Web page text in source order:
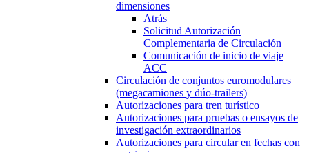
dimensiones
Atrás
Solicitud Autorización
Complementaria de Circulación
Comunicación de inicio de viaje
ACC
Circulación de conjuntos euromodulares
(megacamiones y dúo-trailers)
Autorizaciones para tren turístico
Autorizaciones para pruebas o ensayos de
investigación extraordinarios
Autorizaciones para circular en fechas con